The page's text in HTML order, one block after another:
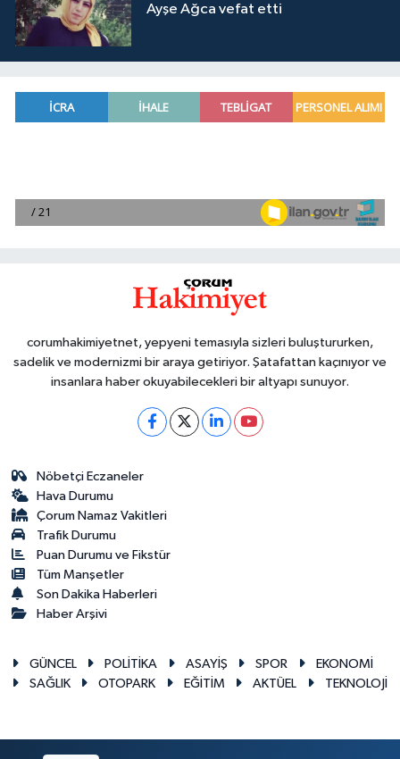
Ayşe Ağca vefat etti
corumhakimiyetnet, yepyeni temasıyla sizleri buluştururken,
sadelik ve modernizmi bir araya getiriyor. Şatafattan kaçınıyor ve
insanlara haber okuyabilecekleri bir altyapı sunuyor.
Nöbetçi Eczaneler
Hava Durumu
Çorum Namaz Vakitleri
Trafik Durumu
Puan Durumu ve Fikstür
Tüm Manşetler
Son Dakika Haberleri
Haber Arşivi
GÜNCEL POLİTİKA ASAYİŞ SPOR
EKONOMİ
SAĞLIK
OTOPARK EĞİTİM AKTÜEL TEKNOLOJİ